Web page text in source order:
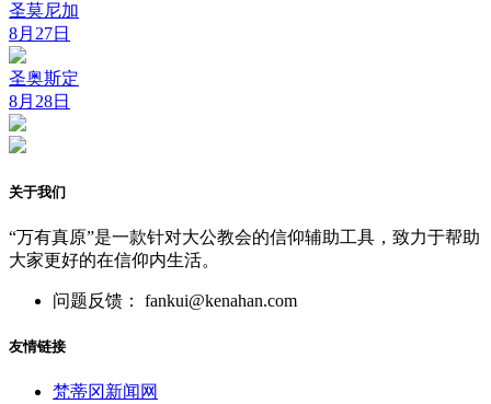
圣莫尼加
8月27日
圣奥斯定
8月28日
关于我们
“万有真原”是一款针对大公教会的信仰辅助工具，致力于帮助
大家更好的在信仰内生活。
问题反馈： fankui@kenahan.com
友情链接
梵蒂冈新闻网